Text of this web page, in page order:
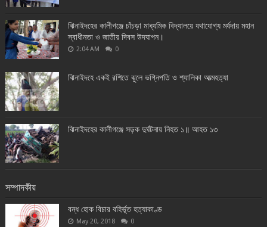
ঝিনাইদহের কালীগঞ্জে চাঁচড়া মাধ্যমিক বিদ্যালয়ে যথাযোগ্য মর্যদায় মহান
স্বাধীনতা ও জাতীয় দিবস উদযাপন।
2:04 AM 0
ঝিনাইদহে একই রশিতে ঝুলে ভগ্নিপতি ও শ্যালিকা আত্মহত্যা
ঝিনাইদহের কালীগঞ্জে সড়ক দুর্ঘটনায় নিহত ১॥ আহত ১৩
সম্পাদকীয়
বন্ধ হোক বিচার বহির্ভূত হত্যাকাণ্ড
May 20, 2018 0